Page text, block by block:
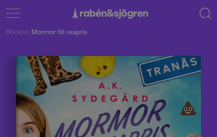
Böcker/Mormor till reapris